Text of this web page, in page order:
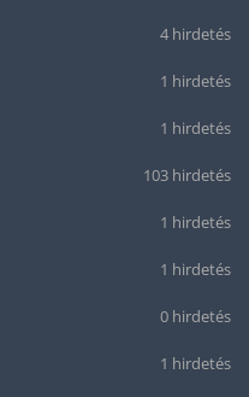
4 hirdetés
1 hirdetés
1 hirdetés
103 hirdetés
1 hirdetés
1 hirdetés
0 hirdetés
1 hirdetés